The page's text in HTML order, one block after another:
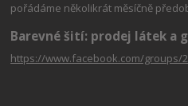
pořádáme několikrát měsíčně
Barevné šití: prodej látek a
https://www.facebook.com/